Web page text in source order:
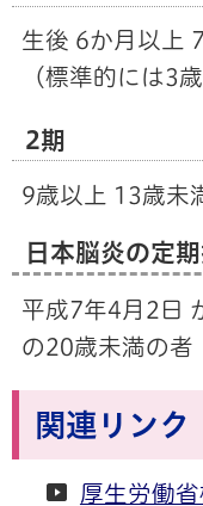
生後 6か月以上
（標準的には3
2期
9歳以上 13歳未
日本脳炎の定
平成7年4月2日
の20歳未満の者
関連リンク
厚生労働